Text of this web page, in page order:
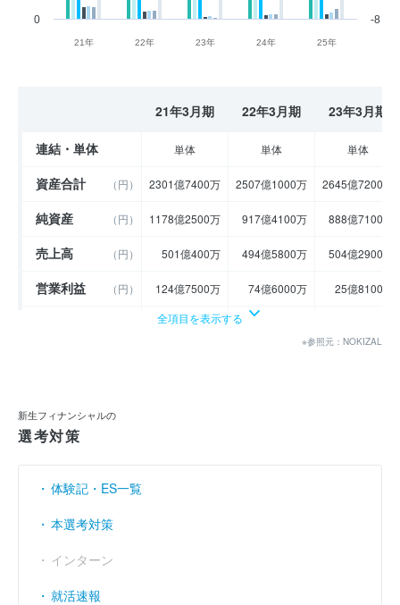
21年 22年 23年 24年 25年
0 -8
21年3月期 22年3月期 23年3月期
連結・単体 単体 単体 単体
資産合計 （円） 2301億7400万 2507億1000万 2645億7200万
純資産 （円） 1178億2500万 917億4100万 888億7100万
売上高 （円） 501億400万 494億5800万 504億2900万
営業利益 （円） 124億7500万 74億6000万 25億8100万
134億6600万
売上伸び率
営業利益率 （％） 24.9 15.08 5.12
経常利益率 （％）
全項目を表示する
※参照元：NOKIZAL
新生フィナンシャルの
選考対策
体験記・ES一覧
本選考対策
インターン
就活速報